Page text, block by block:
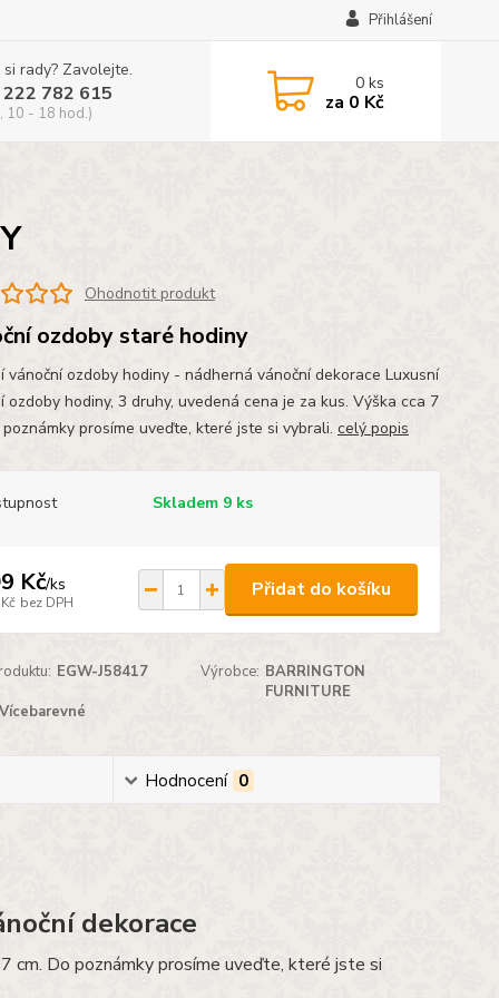
Přihlášení
rady? Zavolejte.
782 615
10 - 18 hod.)
0ks
za 0 Kč
Ohodnotit produkt
ozdoby staré hodiny
vánoční ozdoby hodiny - nádherná vánoční dekorace Luxusní
ozdoby hodiny, 3 druhy, uvedená cena je za kus. Výška cca 7
poznámky prosíme uveďte, které jste si vybrali. celý popis
Skladem 9 ks
Kč/ks
bez DPH
Přidat do košíku
EGW-J58417 Výrobce: BARRINGTON
FURNITURE
Hodnocení 0
dekorace
cm. Do poznámky prosíme uveďte, které jste si